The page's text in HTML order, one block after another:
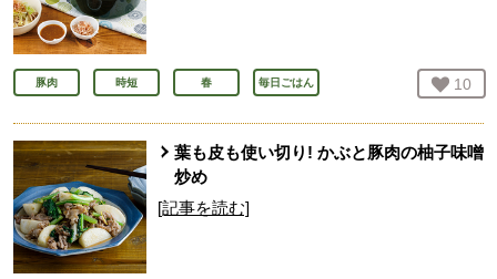
豚肉 時短 春 毎日ごはん お気
10
葉も皮も使い切り! かぶと豚肉の柚子味噌
炒め
[記事を読む]